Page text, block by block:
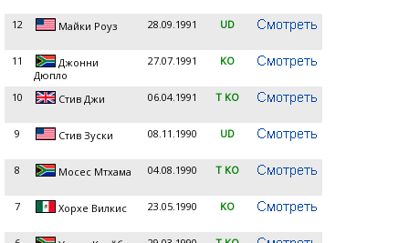
12 Майки Роуз 28.09.1991 UD
11
Джонни
Дюпло
27.07.1991 KO
10 Стив Джи 06.04.1991 T KO
9 Стив Зуски 08.11.1990 UD
8 Мосес Мтхама 04.08.1990 T KO
7 Хорхе Вилкис 23.05.1990 KO